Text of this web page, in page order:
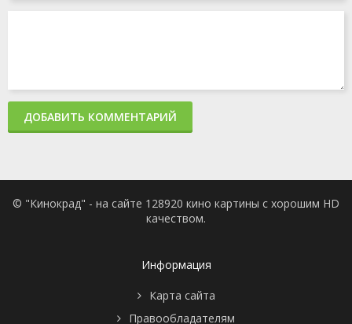
ДОБАВИТЬ КОММЕНТАРИЙ
© "Кинокрад" - на сайте 128920 кино картины с хорошим HD
качеством.
Информация
Карта сайта
Правообладателям